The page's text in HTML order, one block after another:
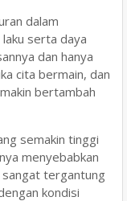
dalam
serta daya
dan hanya
cita bermain, dan
bertambah
semakin tinggi
menyebabkan
tergantung
kondisi